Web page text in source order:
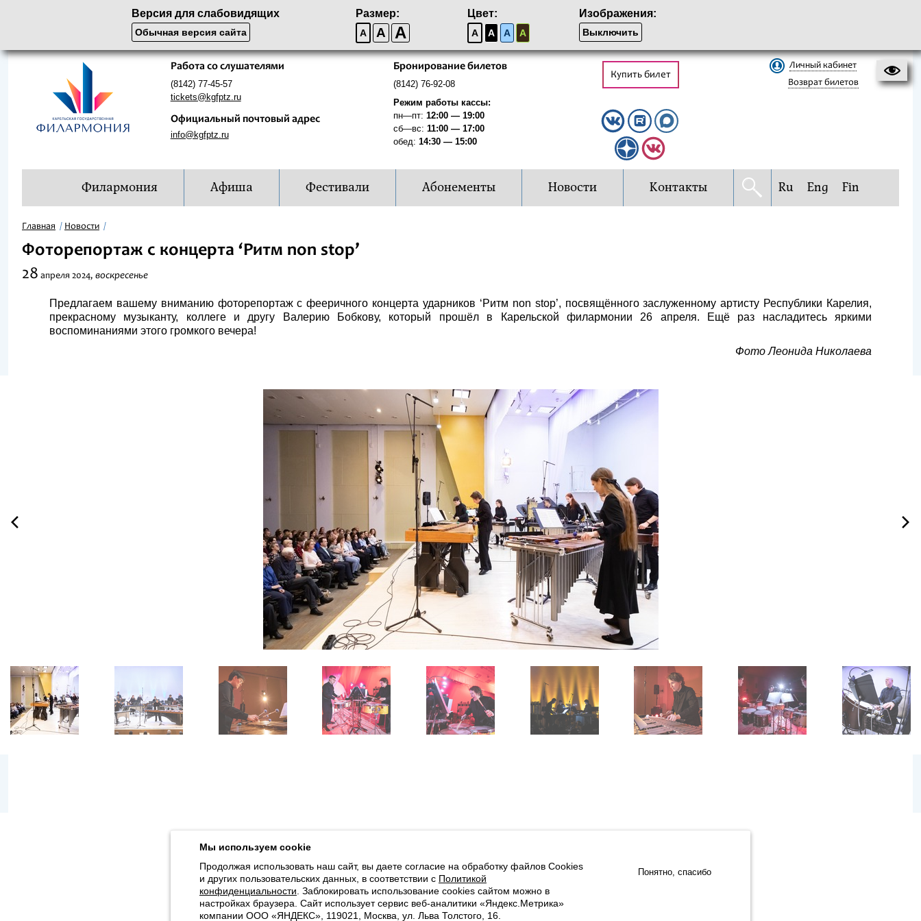
Версия для слабовидящих
Обычная версия сайта
Размер:
A A A
Цвет:
A A A A
Изображения:
Выключить
Работа со слушателями
(8142) 77-45-57
tickets@kgfptz.ru
Официальный почтовый адрес
info@kgfptz.ru
Бронирование билетов
(8142) 76-92-08
Режим работы кассы:
пн—пт: 12:00 — 19:00
сб—вс: 11:00 — 17:00
обед: 14:30 — 15:00
Купить билет
Личный кабинет
Возврат билетов
Филармония Афиша Фестивали Абонементы Новости Контакты Ru Eng Fin
Главная Новости
Фоторепортаж с концерта ‘Ритм non stop’
28 апреля 2024, воскресенье
Предлагаем вашему вниманию фоторепортаж с фееричного концерта ударников ‘Ритм non stop’, посвящённого заслуженному артисту Республики Карелия,
прекрасному музыканту, коллеге и другу Валерию Бобкову, который прошёл в Карельской филармонии 26 апреля. Ещё раз насладитесь яркими
воспоминаниями этого громкого вечера!
Фото Леонида Николаева
Продолжая использовать наш сайт, вы даёте согласие на обработку файлов Cookies и использование сервисов веб-аналитики «Яндекс.Метрика» компании ООО «ЯНДЕКС» (119021, Москва, ул. Льва
Политикой конфиденциальности .
© 2026, Карельская Государственная филармония Доступна оплата банковскими картами Разработка сайта:
Мы используем cookie
Продолжая использовать наш сайт, вы даете согласие на обработку файлов Cookies
и других пользовательских данных, в соответствии с Политикой
конфиденциальности . Заблокировать использование cookies сайтом можно в
настройках браузера. Cайт использует сервис веб-аналитики «Яндекс.Метрика»
компании ООО «ЯНДЕКС», 119021, Москва, ул. Льва Толстого, 16.
Понятно, спасибо